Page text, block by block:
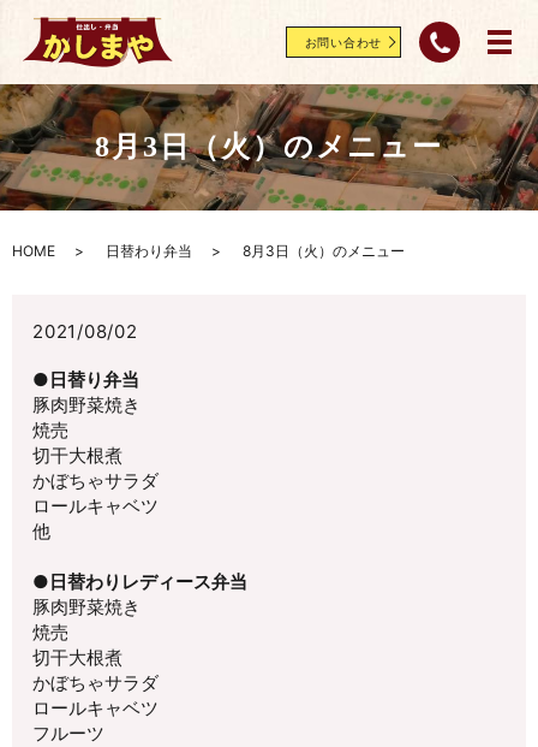
お問い合わせ
8月3日（火）のメニュー
HOME 日替わり弁当 8月3日（火）のメニュー
2021/08/02
●日替り弁当
豚肉野菜焼き
焼売
切干大根煮
かぼちゃサラダ
ロールキャベツ
他
●日替わりレディース弁当
豚肉野菜焼き
焼売
切干大根煮
かぼちゃサラダ
ロールキャベツ
フルーツ